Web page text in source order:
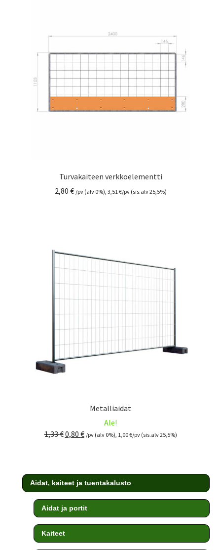
Turvakaiteen verkkoelementti
2,80 € /pv (alv 0%), 3,51€/pv (sis.alv 25,5%)
Metalliaidat
Ale!
1,33€Alkuperäinen
0,80 €Nykyinen
/pv (alv 0%), 1,00€/pv (sis.alv 25,5%)
Aidat, kaiteet ja tuentakalusto
Aidat ja portit
Kaiteet